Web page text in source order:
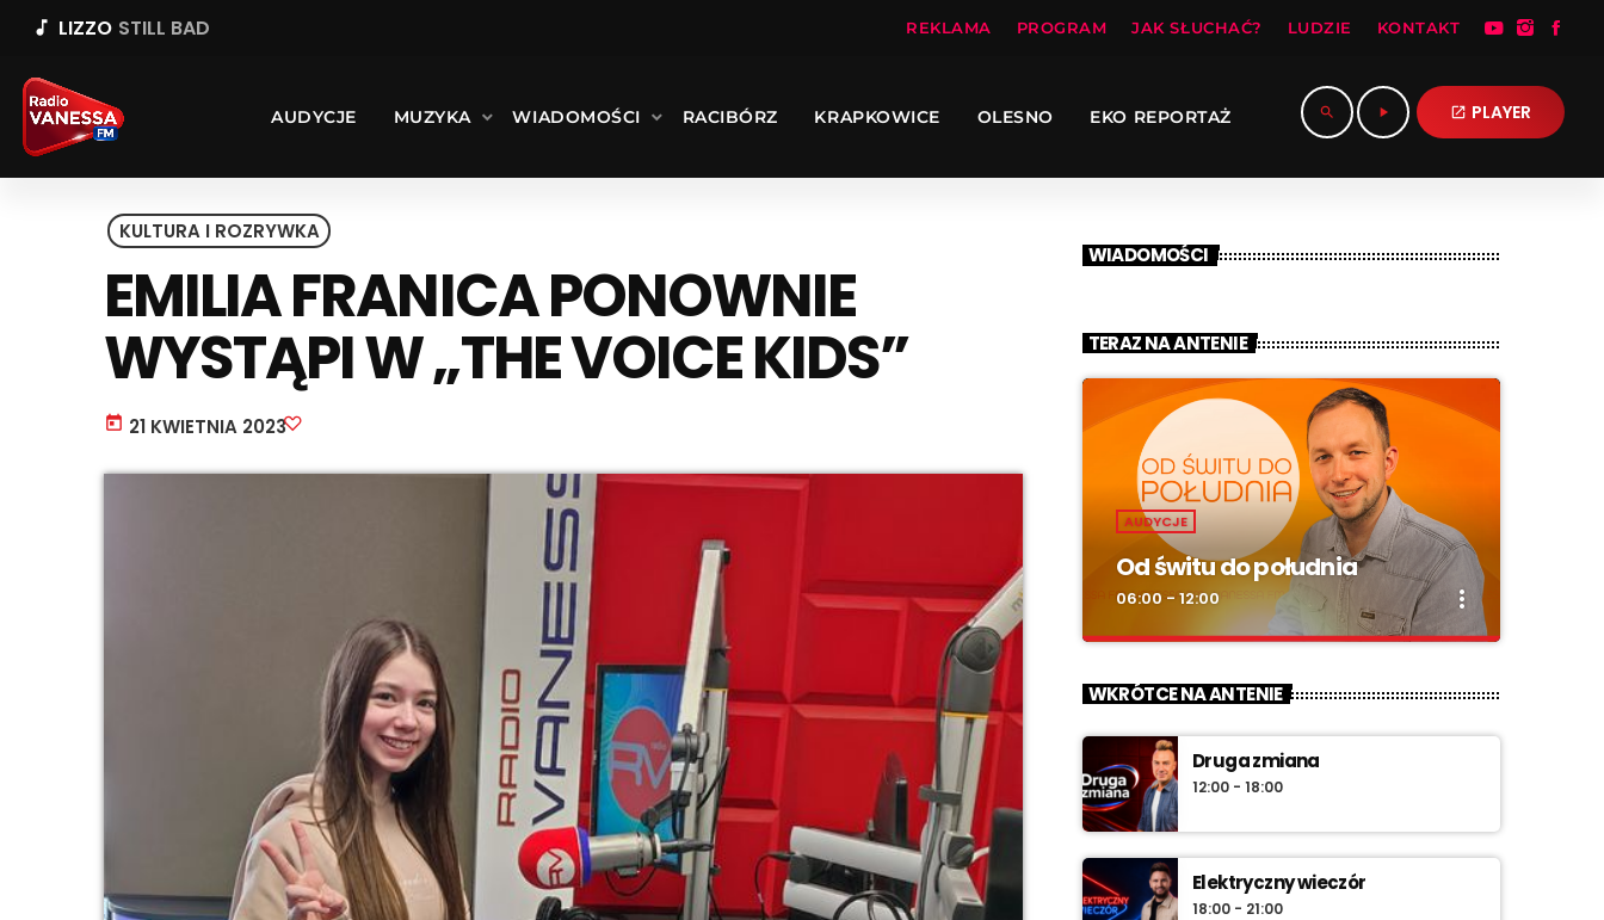
music_note LIZZO STILL BAD REKLAMA PROGRAM JAK SŁUCHAĆ? LUDZIE KONTAKT
AUDYCJE MUZYKA WIADOMOŚCI RACIBÓRZ KRAPKOWICE OLESNO EKO REPORTAŻ search play_arrow open_in_new PLAYER
KULTURA I ROZRYWKA
EMILIA FRANICA PONOWNIE
WYSTĄPI W „THE VOICE KIDS”
today 21 KWIETNIA 2023
WIADOMOŚCI
TERAZ NA ANTENIE
AUDYCJE
Od świtu do południa
06:00 - 12:00 more_vert
Od świtu do południa
„Od świtu do południa” – poranny program
Radia Vanessa od poniedziałku do soboty w
godz. 6:00–12:00. Jakub Koniński serwuje
wydarzeń i najlepszą muzykę, która
towarzyszy od pierwszych chwil dnia aż do
WKRÓTCE NA ANTENIE
Druga zmiana
12:00 - 18:00
Elektryczny wieczór
18:00 - 21:00